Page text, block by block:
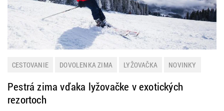
CESTOVANIE DOVOLENKA ZIMA LYŽOVAČKA
NOVINKY
PRAKTICKÉ INFORMÁCIE
TIP NA VÝLET
ZAHRANIČIE
ZIMNÁ DOVOLENKA
Pestrá zima vďaka lyžovačke v exotických
rezortoch